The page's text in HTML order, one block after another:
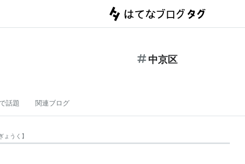
中京区
話題 関連ブログ
ょうく 】